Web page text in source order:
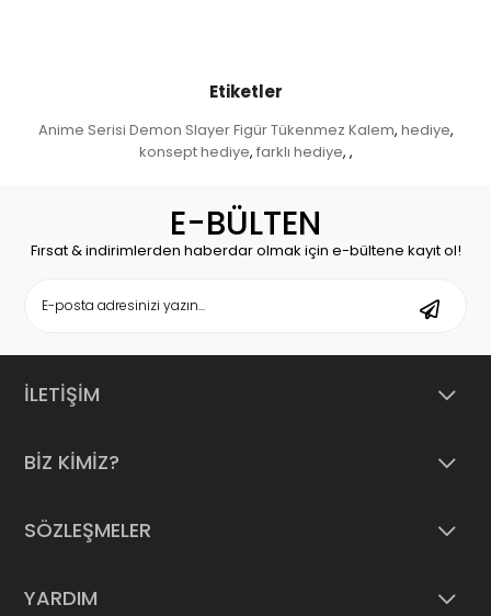
Etiketler
Anime Serisi Demon Slayer Figür Tükenmez Kalem, hediye,
konsept hediye, farklı hediye, ,
E-BÜLTEN
Fırsat & indirimlerden haberdar olmak için e-bültene kayıt ol!
İLETİŞİM
BİZ KİMİZ?
SÖZLEŞMELER
YARDIM